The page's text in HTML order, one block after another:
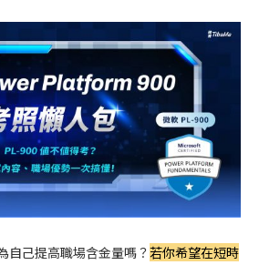
自己提高職場含金量嗎？若你希望在短時